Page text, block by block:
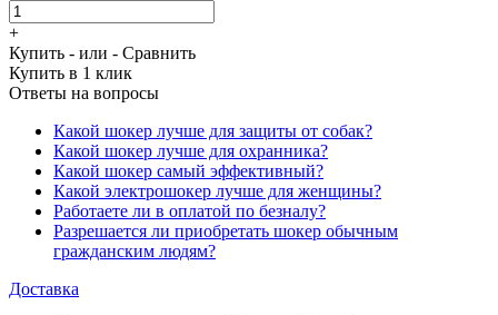
+
Купить - или - Сравнить
Купить в 1 клик
Ответы на вопросы
Какой шокер лучше для защиты от собак?
Какой шокер лучше для охранника?
Какой шокер самый эффективный?
Какой электрошокер лучше для женщины?
Работаете ли в оплатой по безналу?
Разрешается ли приобретать шокер обычным
гражданским людям?
Доставка